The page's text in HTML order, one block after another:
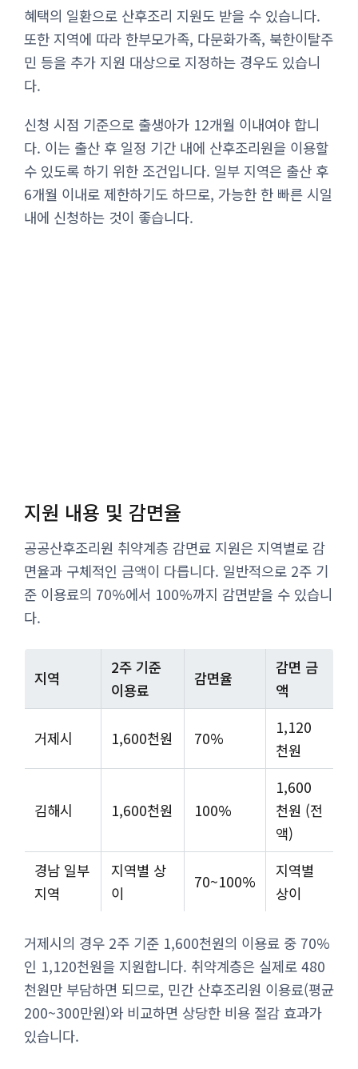
혜택의 일환으로 산후조리 지원도 받을 수 있습니다.
또한 지역에 따라 한부모가족, 다문화가족, 북한이탈주
민 등을 추가 지원 대상으로 지정하는 경우도 있습니
다.
신청 시점 기준으로 출생아가 12개월 이내여야 합니
다. 이는 출산 후 일정 기간 내에 산후조리원을 이용할
수 있도록 하기 위한 조건입니다. 일부 지역은 출산 후
6개월 이내로 제한하기도 하므로, 가능한 한 빠른 시일
내에 신청하는 것이 좋습니다.
지원 내용 및 감면율
공공산후조리원 취약계층 감면료 지원은 지역별로 감
면율과 구체적인 금액이 다릅니다. 일반적으로 2주 기
준 이용료의 70%에서 100%까지 감면받을 수 있습니
다.
지역
2주 기준
이용료
감면율
감면 금
액
거제시 1,600천원 70%
1,120
천원
김해시 1,600천원 100%
1,600
천원 (전
액)
경남 일부
지역
지역별 상
이
70~100%
지역별
상이
거제시의 경우 2주 기준 1,600천원의 이용료 중 70%
인 1,120천원을 지원합니다. 취약계층은 실제로 480
천원만 부담하면 되므로, 민간 산후조리원 이용료(평균
200~300만원)와 비교하면 상당한 비용 절감 효과가
있습니다.